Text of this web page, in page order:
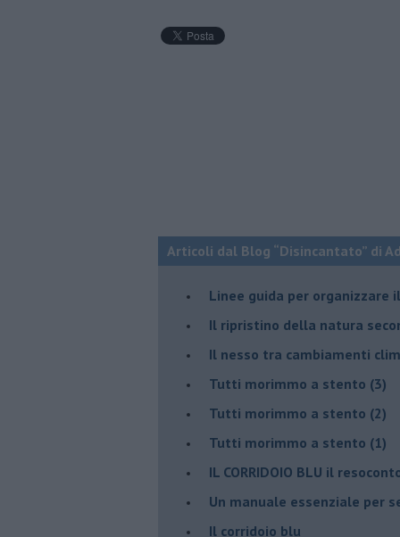
Articoli dal Blog “Disincantato” di
​Linee guida per organizzare
​Il ripristino della natura
Il nesso tra cambiamenti
Tutti morimmo a stento (3)
Tutti morimmo a stento (2)
​Tutti morimmo a stento (1)
IL CORRIDOIO BLU il
Un manuale essenziale per
Il corridoio blu